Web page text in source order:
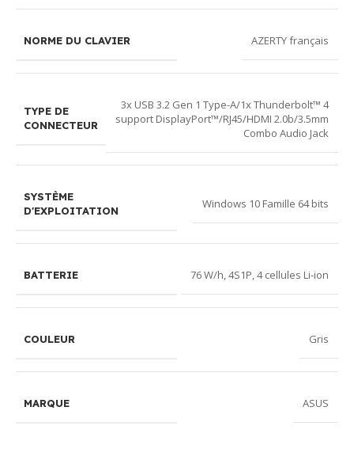
NORME DU CLAVIER AZERTY français
TYPE DE
CONNECTEUR
3x USB 3.2 Gen 1 Type-A/1x Thunderbolt™ 4
support DisplayPort™/RJ45/HDMI 2.0b/3.5mm
Combo Audio Jack
SYSTÈME
D'EXPLOITATION
Windows 10 Famille 64 bits
BATTERIE 76 W/h, 4S1P, 4 cellules Li-ion
COULEUR Gris
MARQUE ASUS